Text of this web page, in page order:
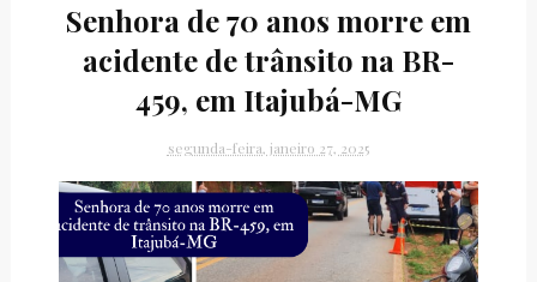
Senhora de 70 anos morre em
acidente de trânsito na BR-
459, em Itajubá-MG
segunda-feira, janeiro 27, 2025